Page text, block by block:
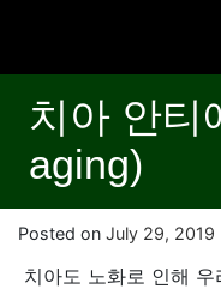
치아 안티
aging)
Posted on July 29, 2019
치아도 노화로 인해